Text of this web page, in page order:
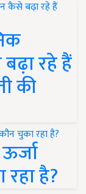
रहे हैं
की
है?